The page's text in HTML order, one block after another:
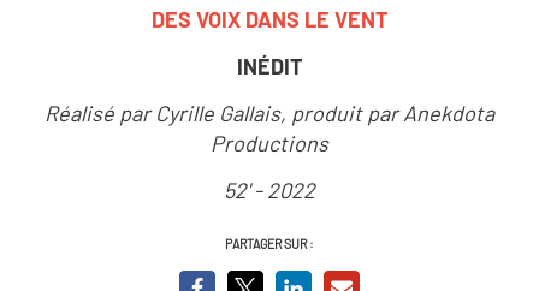
DES VOIX DANS LE VENT
INÉDIT
Réalisé par Cyrille Gallais, produit par Anekdota
Productions
52' - 2022
PARTAGER SUR :